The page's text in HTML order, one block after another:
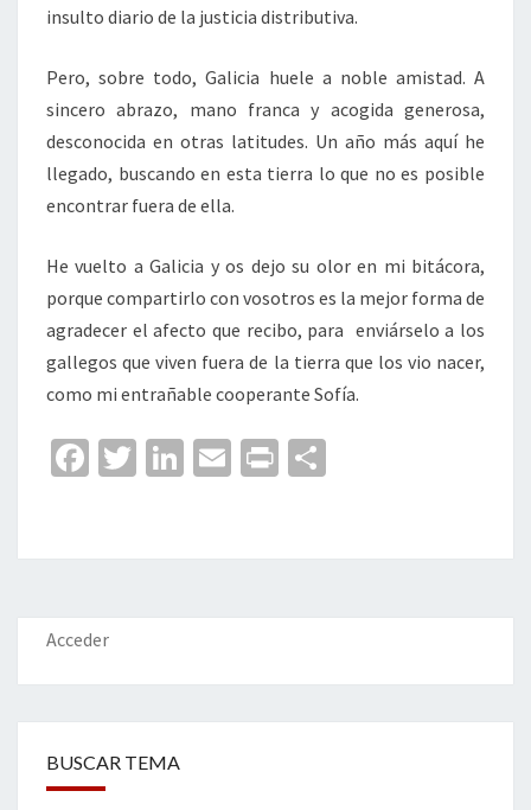
insulto diario de la justicia distributiva.
Pero, sobre todo, Galicia huele a noble amistad. A
sincero abrazo, mano franca y acogida generosa,
desconocida en otras latitudes. Un año más aquí he
llegado, buscando en esta tierra lo que no es posible
encontrar fuera de ella.
He vuelto a Galicia y os dejo su olor en mi bitácora,
porque compartirlo con vosotros es la mejor forma de
agradecer el afecto que recibo, para enviárselo a los
gallegos que viven fuera de la tierra que los vio nacer,
como mi entrañable cooperante Sofía.
Fa
o
o
k
T
er
Li
dI
n
E
l
Pr
p
ar
Acceder
BUSCAR TEMA